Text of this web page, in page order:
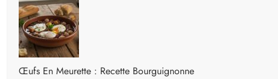
Œufs En Meurette : Recette Bourguignonne